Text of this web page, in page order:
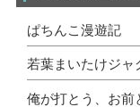
ぱちんこ漫遊記
若葉まいたけジャ
俺が打とう、お前